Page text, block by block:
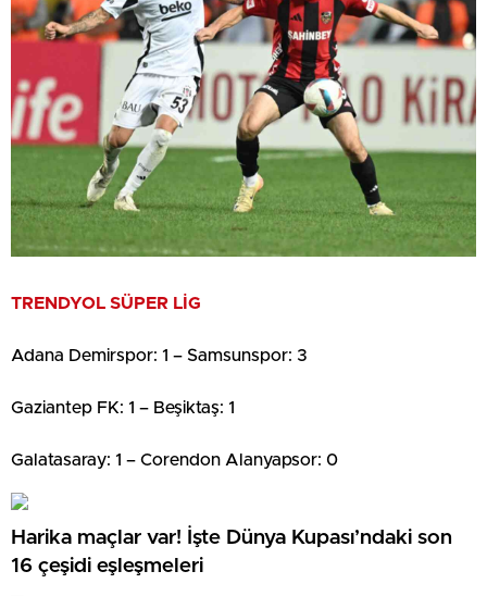
TRENDYOL SÜPER LİG
Adana Demirspor: 1 – Samsunspor: 3
Gaziantep FK: 1 – Beşiktaş: 1
Galatasaray: 1 – Corendon Alanyapsor: 0
Harika maçlar var! İşte Dünya Kupası’ndaki son
16 çeşidi eşleşmeleri